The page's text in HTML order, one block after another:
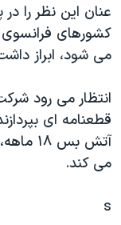
گالری عکس
آرشیو پخش زنده
اعتراضات زن،
مجموعه مستندهای
دادگاه حمید نوری
چهل سال
قانون شفافیت
عنان اين نظر را
کشورهای فرانسوی
می شود، ابراز
انتظار می رود
قطعنامه ای
آتش
می کند.
s